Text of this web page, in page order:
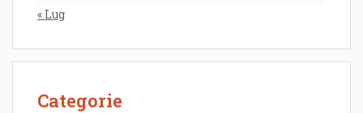
« Lug
Categorie